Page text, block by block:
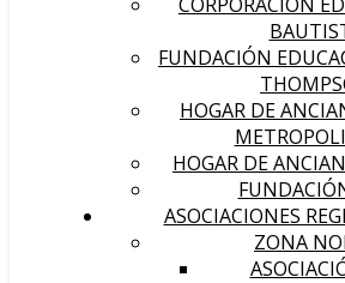
FUNDACIÓN
HOGAR DE
HOGAR DE
ASOCIACIONES
ZONA